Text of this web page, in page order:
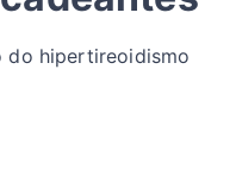
do hipertireoidismo